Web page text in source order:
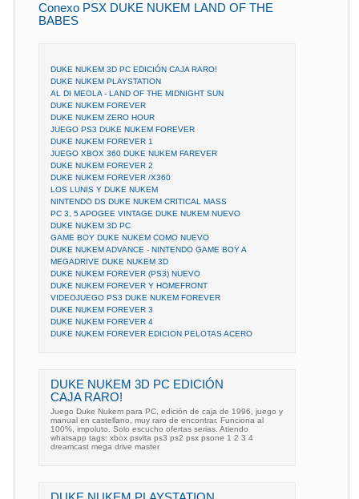
Conexo PSX DUKE NUKEM LAND OF THE
BABES
DUKE NUKEM 3D PC EDICIÓN CAJA RARO!
DUKE NUKEM PLAYSTATION
AL DI MEOLA - LAND OF THE MIDNIGHT SUN
DUKE NUKEM FOREVER
DUKE NUKEM ZERO HOUR
JUEGO PS3 DUKE NUKEM FOREVER
DUKE NUKEM FOREVER 1
JUEGO XBOX 360 DUKE NUKEM FAREVER
DUKE NUKEM FOREVER 2
DUKE NUKEM FOREVER /X360
LOS LUNIS Y DUKE NUKEM
NINTENDO DS DUKE NUKEM CRITICAL MASS
PC 3, 5 APOGEE VINTAGE DUKE NUKEM NUEVO
DUKE NUKEM 3D PC
GAME BOY DUKE NUKEM COMO NUEVO
DUKE NUKEM ADVANCE - NINTENDO GAME BOY A
MEGADRIVE DUKE NUKEM 3D
DUKE NUKEM FOREVER (PS3) NUEVO
DUKE NUKEM FOREVER Y HOMEFRONT
VIDEOJUEGO PS3 DUKE NUKEM FOREVER
DUKE NUKEM FOREVER 3
DUKE NUKEM FOREVER 4
DUKE NUKEM FOREVER EDICION PELOTAS ACERO
DUKE NUKEM 3D PC EDICIÓN
CAJA RARO!
Juego Duke Nukem para PC, edición de caja de 1996, juego y
manual en castellano, muy raro de encontrar. Funciona al
100%, impoluto. Solo escucho ofertas serias. Atiendo
whatsapp tags: xbox psvita ps3 ps2 psx psone 1 2 3 4
dreamcast mega drive master